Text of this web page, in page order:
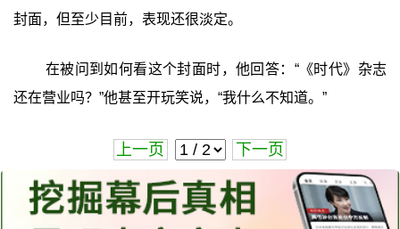
封面，但至少目前，表现还很淡定。
在被问到如何看这个封面时，他回答：“《时代》杂志
还在营业吗？”他甚至开玩笑说，“我什么不知道。”
上一页 下一页